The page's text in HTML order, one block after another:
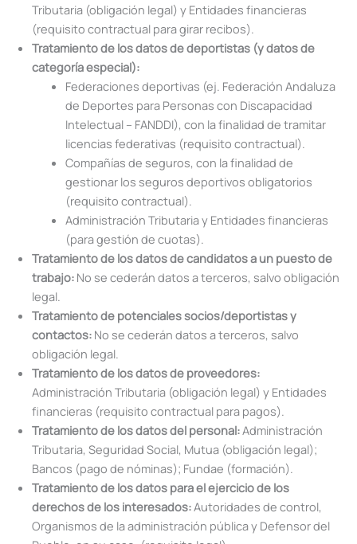
Tributaria (obligación legal) y Entidades financieras
(requisito contractual para girar recibos).
Tratamiento de los datos de deportistas (y datos de
categoría especial):
Federaciones deportivas (ej. Federación Andaluza
de Deportes para Personas con Discapacidad
Intelectual – FANDDI), con la finalidad de tramitar
licencias federativas (requisito contractual).
Compañías de seguros, con la finalidad de
gestionar los seguros deportivos obligatorios
(requisito contractual).
Administración Tributaria y Entidades financieras
(para gestión de cuotas).
Tratamiento de los datos de candidatos a un puesto de
trabajo: No se cederán datos a terceros, salvo obligación
legal.
Tratamiento de potenciales socios/deportistas y
contactos: No se cederán datos a terceros, salvo
obligación legal.
Tratamiento de los datos de proveedores:
Administración Tributaria (obligación legal) y Entidades
financieras (requisito contractual para pagos).
Tratamiento de los datos del personal:Administración
Tributaria, Seguridad Social, Mutua (obligación legal);
Bancos (pago de nóminas); Fundae (formación).
Tratamiento de los datos para el ejercicio de los
derechos de los interesados:Autoridades de control,
Organismos de la administración pública y Defensor del